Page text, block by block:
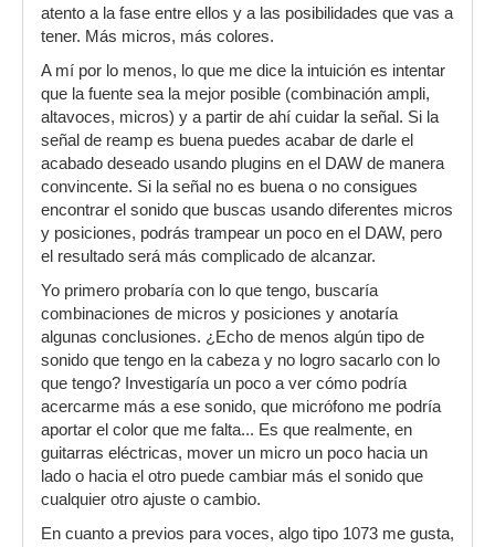
atento a la fase entre ellos y a las posibilidades que vas a
tener. Más micros, más colores.
A mí por lo menos, lo que me dice la intuición es intentar
que la fuente sea la mejor posible (combinación ampli,
altavoces, micros) y a partir de ahí cuidar la señal. Si la
señal de reamp es buena puedes acabar de darle el
acabado deseado usando plugins en el DAW de manera
convincente. Si la señal no es buena o no consigues
encontrar el sonido que buscas usando diferentes micros
y posiciones, podrás trampear un poco en el DAW, pero
el resultado será más complicado de alcanzar.
Yo primero probaría con lo que tengo, buscaría
combinaciones de micros y posiciones y anotaría
algunas conclusiones. ¿Echo de menos algún tipo de
sonido que tengo en la cabeza y no logro sacarlo con lo
que tengo? Investigaría un poco a ver cómo podría
acercarme más a ese sonido, que micrófono me podría
aportar el color que me falta... Es que realmente, en
guitarras eléctricas, mover un micro un poco hacia un
lado o hacia el otro puede cambiar más el sonido que
cualquier otro ajuste o cambio.
En cuanto a previos para voces, algo tipo 1073 me gusta,